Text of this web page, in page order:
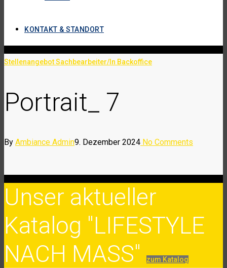
KONTAKT & STANDORT
Stellenangebot Sachbearbeiter/In Backoffice
Portrait_ 7
By Ambiance Admin9. Dezember 2024 No Comments
Unser aktueller
Katalog "LIFESTYLE
NACH MASS"
zum Katalog